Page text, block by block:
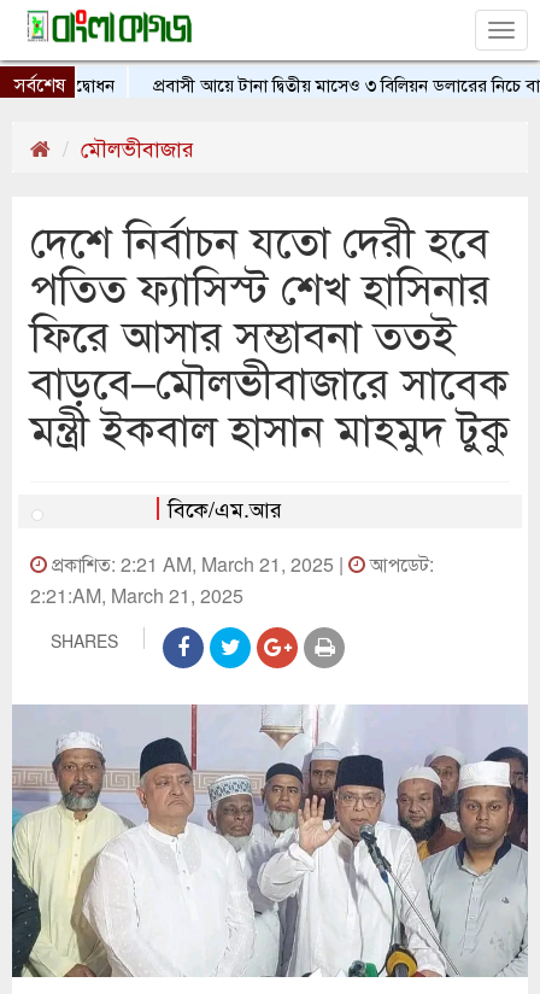
সর্বশেষ
উদ্বোধন প্রবাসী আয়ে টানা দ্বিতীয় মাসেও ৩ বিলিয়ন ডলারের নিচে
মৌলভীবাজার
দেশে নির্বাচন যতো দেরী হবে
পতিত ফ্যাসিস্ট শেখ হাসিনার
ফিরে আসার সম্ভাবনা ততই
বাড়বে–মৌলভীবাজারে সাবেক
মন্ত্রী ইকবাল হাসান মাহমুদ টুকু
বিকে/এম.আর
প্রকাশিত: 2:21 AM, March 21, 2025 |
আপডেট:
2:21:AM, March 21, 2025
SHARES